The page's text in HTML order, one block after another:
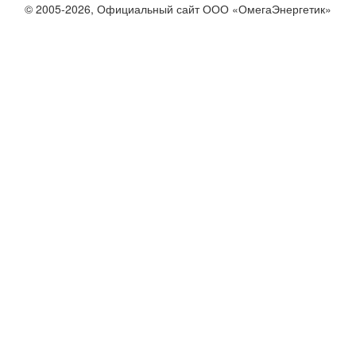
© 2005-2026, Официальный сайт ООО «ОмегаЭнергетик»